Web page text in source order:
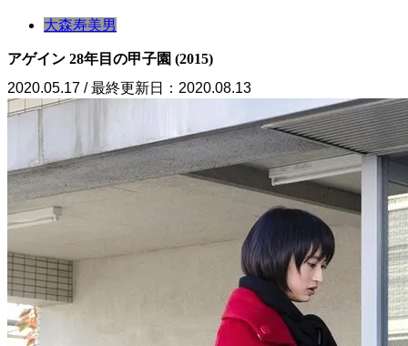
大森寿美男
アゲイン 28年目の甲子園 (2015)
2020.05.17 / 最終更新日：2020.08.13